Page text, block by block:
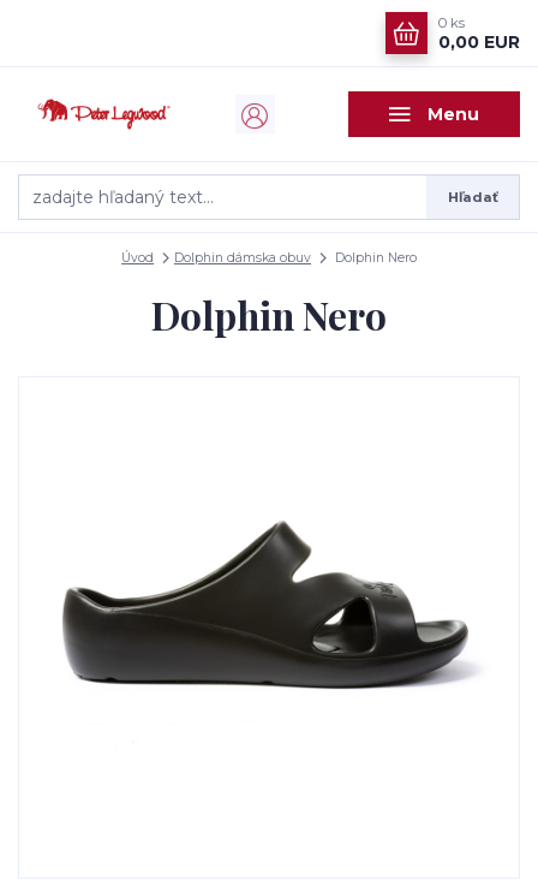
Menu
Hľadať
0 ks
0,00 EUR
Úvod Dolphin dámska obuv Dolphin Nero
Dolphin Nero